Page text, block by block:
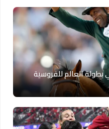
العالم للفروسية